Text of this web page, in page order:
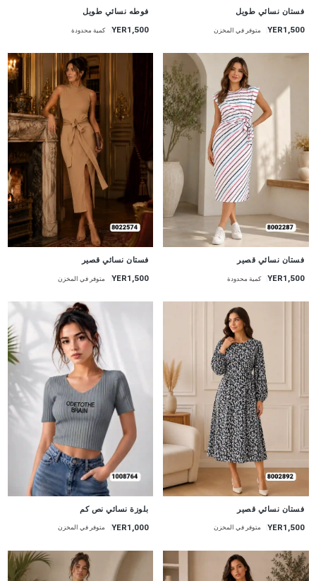
فستان نسائي طويل
YER1,500 متوفر في المخزن
فوطه نسائي طويل
YER1,500 كمية محدودة
جديد
فستان نسائي قصير
YER1,500 كمية محدودة
جديد
فستان نسائي قصير
YER1,500 متوفر في المخزن
فستان نسائي قصير
YER1,500 متوفر في المخزن
بلوزة نسائي نص كم
YER1,000 متوفر في المخزن